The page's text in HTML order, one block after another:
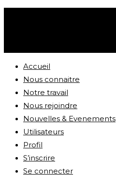
Accueil
Nous connaitre
Notre travail
Nous rejoindre
Nouvelles & Evenements
Utilisateurs
Profil
S’inscrire
Se connecter